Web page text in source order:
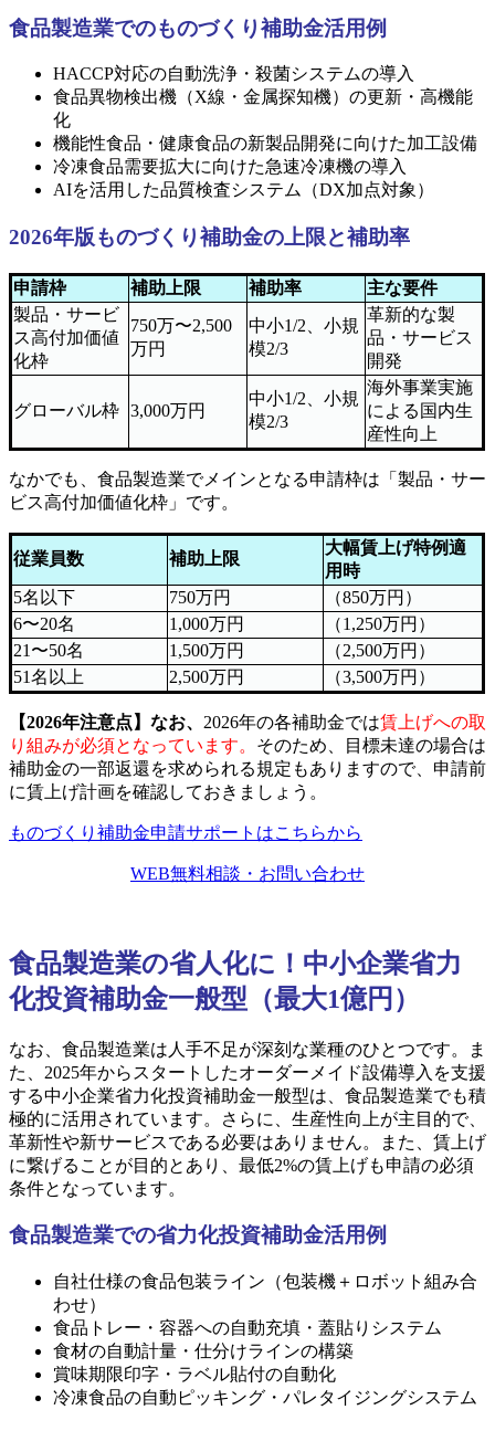
食品製造業でのものづくり補助金活用例
HACCP対応の自動洗浄・殺菌システムの導入
食品異物検出機（X線・金属探知機）の更新・高機能
化
機能性食品・健康食品の新製品開発に向けた加工設備
冷凍食品需要拡大に向けた急速冷凍機の導入
AIを活用した品質検査システム（DX加点対象）
2026年版ものづくり補助金の上限と補助率
申請枠 補助上限 補助率
主な要件
製品・サービ
ス高付加価値
化枠
750万〜2,500
万円
中小1/2、小規
模2/3
革新的な製
品・サービス
開発
グローバル枠 3,000万円
中小1/2、小規
模2/3
海外事業実施
による国内生
産性向上
なかでも、食品製造業でメインとなる申請枠は「製品・サー
ビス高付加価値化枠」です。
従業員数 補助上限
大幅賃上げ特例適
用時
5名以下
750万円
（850万円）
6〜20名
1,000万円
（1,250万円）
21〜50名
1,500万円
（2,500万円）
51名以上
2,500万円 （3,500万円）
【2026年注意点】なお、 2026年の各補助金では賃上げへの取
り組みが必須となっています。 そのため、目標未達の場合は
補助金の一部返還を求められる規定もありますので、申請前
に賃上げ計画を確認しておきましょう。
ものづくり補助金申請サポートはこちらから
WEB無料相談・お問い合わせ
食品製造業の省人化に！中小企業省力
化投資補助金一般型（最大1億円）
なお、食品製造業は人手不足が深刻な業種のひとつです。ま
た、2025年からスタートしたオーダーメイド設備導入を支援
する中小企業省力化投資補助金一般型は、食品製造業でも積
極的に活用されています。さらに、生産性向上が主目的で、
革新性や新サービスである必要はありません。また、賃上げ
に繋げることが目的とあり、最低2%の賃上げも申請の必須
条件となっています。
食品製造業での省力化投資補助金活用例
自社仕様の食品包装ライン（包装機＋ロボット組み合
わせ）
食品トレー・容器への自動充填・蓋貼りシステム
食材の自動計量・仕分けラインの構築
賞味期限印字・ラベル貼付の自動化
冷凍食品の自動ピッキング・パレタイジングシステム